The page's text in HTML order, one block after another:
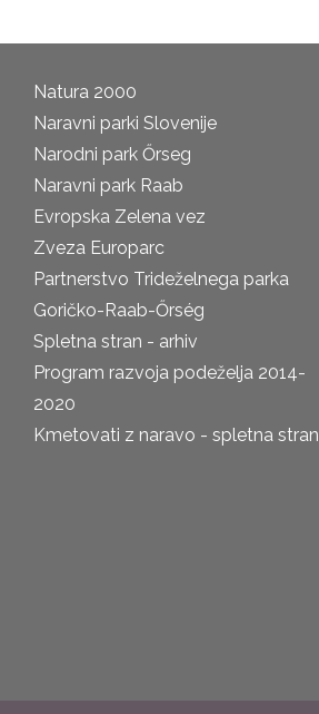
Natura 2000
Naravni parki Slovenije
Narodni park Őrseg
Naravni park Raab
Evropska Zelena vez
Zveza Europarc
Partnerstvo Trideželnega parka
Goričko-Raab-Őrség
Spletna stran - arhiv
Program razvoja podeželja 2014-
2020
Kmetovati z naravo - spletna stran